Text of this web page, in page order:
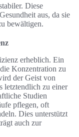
Diese
aus, da sie
bewältigen.
erheblich. Ein
Konzentration zu
der Geist von
letztendlich zu einer
Studien
pflegen, oft
Dies unterstützt
auch zur